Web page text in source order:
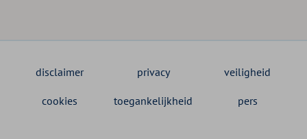
disclaimer privacy veiligheid
cookies toegankelijkheid pers